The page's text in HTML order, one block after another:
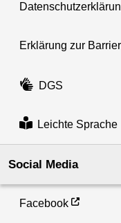
Erklärung zur
DGS
Leichte Sprache
Social Media
Facebook